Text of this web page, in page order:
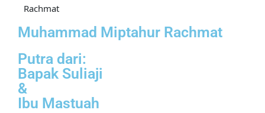
Rachmat
Muhammad Miptahur Rachmat
Putra dari:
Bapak Suliaji
&
Ibu Mastuah